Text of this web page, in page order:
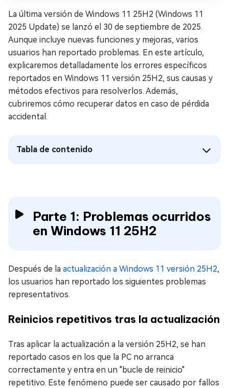
La última versión de Windows 11 25H2 (Windows 11
2025 Update) se lanzó el 30 de septiembre de 2025.
Aunque incluye nuevas funciones y mejoras, varios
usuarios han reportado problemas. En este artículo,
explicaremos detalladamente los errores específicos
reportados en Windows 11 versión 25H2, sus causas y
métodos efectivos para resolverlos. Además,
cubriremos cómo recuperar datos en caso de pérdida
accidental.
Tabla de contenido
Parte 1: Problemas ocurridos
en Windows 11 25H2
Después de la actualización a Windows 11 versión 25H2,
los usuarios han reportado los siguientes problemas
representativos.
Reinicios repetitivos tras la actualización
Tras aplicar la actualización a la versión 25H2, se han
reportado casos en los que la PC no arranca
correctamente y entra en un "bucle de reinicio"
repetitivo. Este fenómeno puede ser causado por fallos